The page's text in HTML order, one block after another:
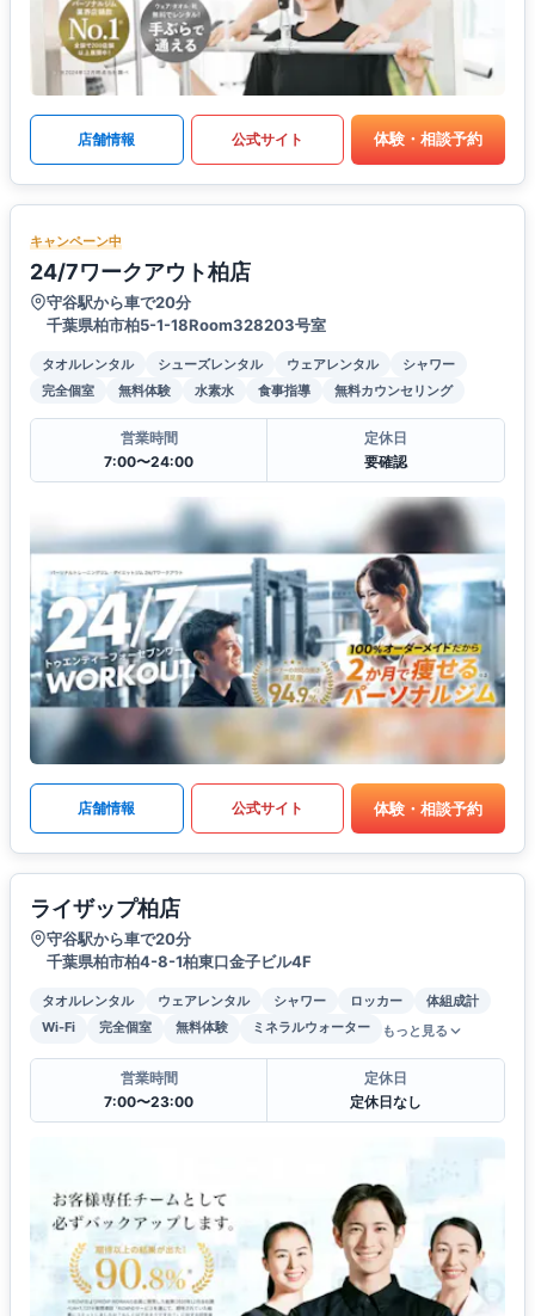
店舗情報 公式サイト 体験・相談予約
キャンペーン中
24/7ワークアウト柏店
守谷駅から車で20分
千葉県柏市柏5-1-18Room328203号室
タオルレンタル シューズレンタル ウェアレンタル
シャワー
完全個室
無料体験 水素水 食事指導 無料カウンセリング
営業時間
7:00〜24:00
定休日
要確認
店舗情報 公式サイト 体験・相談予約
ライザップ柏店
守谷駅から車で20分
千葉県柏市柏4-8-1柏東口金子ビル4F
タオルレンタル ウェアレンタル シャワー ロッカー
体組成計
Wi-Fi
完全個室 無料体験 ミネラルウォーター もっと見る
営業時間
7:00〜23:00
定休日
定休日なし